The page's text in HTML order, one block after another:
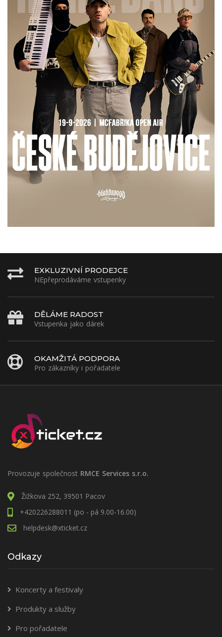
EXKLUZIVNÍ PRODEJCE
NEpřeprodáváme vstupenky
DĚLÁME RADOST
Vstupenka jako dárek
OKAMŽITÁ PODPORA
Pro zákazníky i pořadatele
Provozuje společnost RMCE Services s.r.o.
Žižkova 252, 39501 Pacov
+420226288011 (po - pá 9.00-16.00)
helpdesk@xticket.cz
Odkazy
Koncerty a festivaly
Produkty a služby
Pro pořadatele